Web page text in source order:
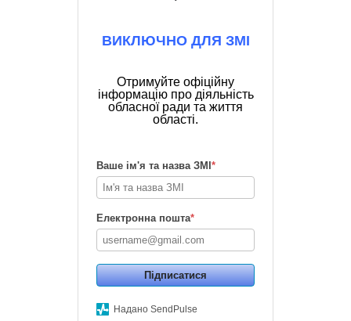
ВИКЛЮЧНО ДЛЯ ЗМІ
Отримуйте офіційну
інформацію про діяльність
обласної ради та життя
області.
Ваше ім'я та назва ЗМІ *
Електронна пошта*
Підписатися
Надано SendPulse